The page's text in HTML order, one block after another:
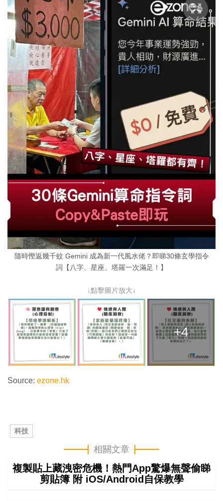
隨時慳返幾千蚊 Gemini 成為新一代風水佬？即睇30條玄學指令
詞【八字、星座、塔羅一次滿足！】
↓點擊圖片放大↓
+4
Source: ezone.hk
科技
相關文章
複製貼上藏洩密危機！熱門App驚爆無聲偷睇
剪貼簿 附 iOS/Android自保教學